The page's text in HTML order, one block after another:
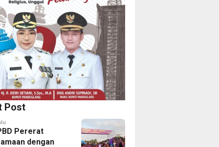
Post
Pererat
dengan